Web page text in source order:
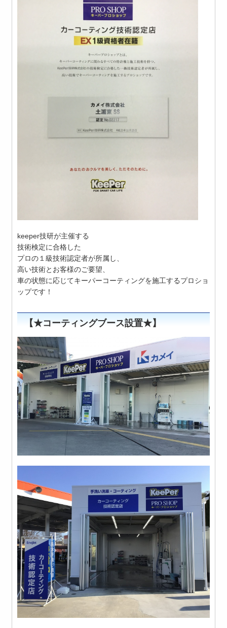
keeper技研が主催する
技術検定に合格した
プロの１級技術認定者が所属し、
高い技術とお客様のご要望、
車の状態に応じてキーパーコーティングを施工するプロショ
ップです！
【★コーティングブース設置★】